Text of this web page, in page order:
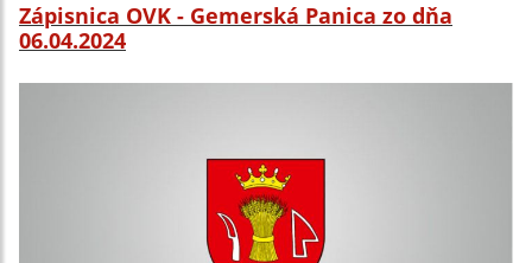
Zápisnica OVK - Gemerská Panica zo dňa
06.04.2024